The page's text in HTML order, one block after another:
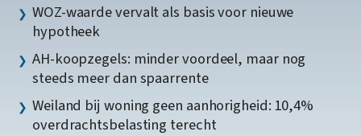
WOZ-waarde vervalt als basis voor nieuwe
hypotheek
AH-koopzegels: minder voordeel, maar nog
steeds meer dan spaarrente
Weiland bij woning geen aanhorigheid: 10,4%
overdrachtsbelasting terecht